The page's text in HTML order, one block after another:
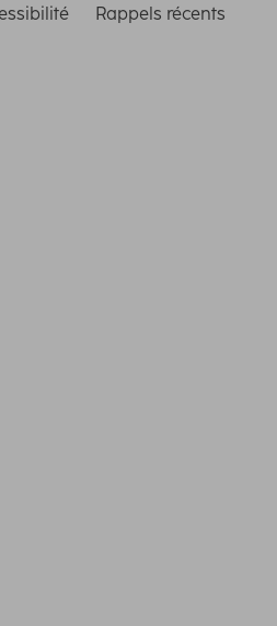
Rappels récents